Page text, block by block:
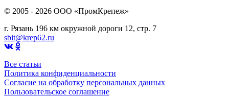
© 2005 - 2026 OOO «ПромКрепеж»
г. Рязань 196 км окружной дороги 12, стр. 7
sbit@krep62.ru
Все статьи
Политика конфиденциальности
Согласие на обработку персональных данных
Пользовательское соглашение